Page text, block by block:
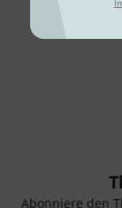
Abonniere den